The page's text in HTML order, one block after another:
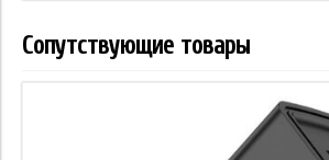
Сопутствующие товары